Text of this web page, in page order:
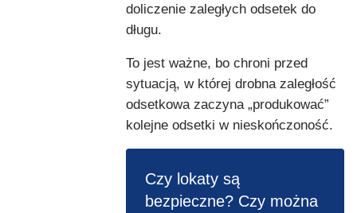
doliczenie zaległych odsetek do
długu.
To jest ważne, bo chroni przed
sytuacją, w której drobna zaległość
odsetkowa zaczyna „produkować”
kolejne odsetki w nieskończoność.
Czy lokaty są
bezpieczne? Czy można